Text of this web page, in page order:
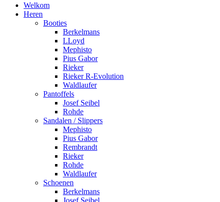
Welkom
Heren
Booties
Berkelmans
LLoyd
Mephisto
Pius Gabor
Rieker
Rieker R-Evolution
Waldlaufer
Pantoffels
Josef Seibel
Rohde
Sandalen / Slippers
Mephisto
Pius Gabor
Rembrandt
Rieker
Rohde
Waldlaufer
Schoenen
Berkelmans
Josef Seibel